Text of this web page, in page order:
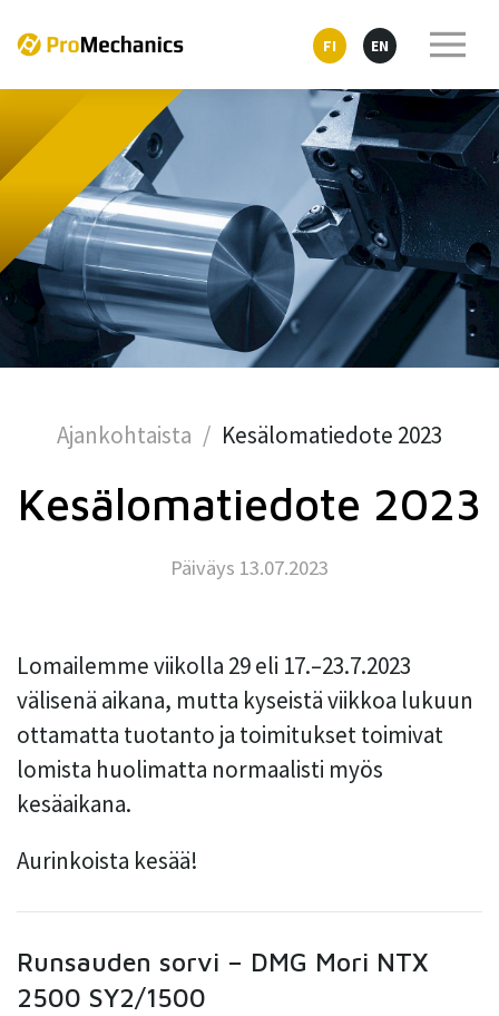
FI EN
Ajankohtaista Kesälomatiedote 2023
Kesälomatiedote 2023
Päiväys 13.07.2023
Lomailemme viikolla 29 eli 17.–23.7.2023
välisenä aikana, mutta kyseistä viikkoa lukuun
ottamatta tuotanto ja toimitukset toimivat
lomista huolimatta normaalisti myös
kesäaikana.
Aurinkoista kesää!
Runsauden sorvi – DMG Mori NTX
2500 SY2/1500